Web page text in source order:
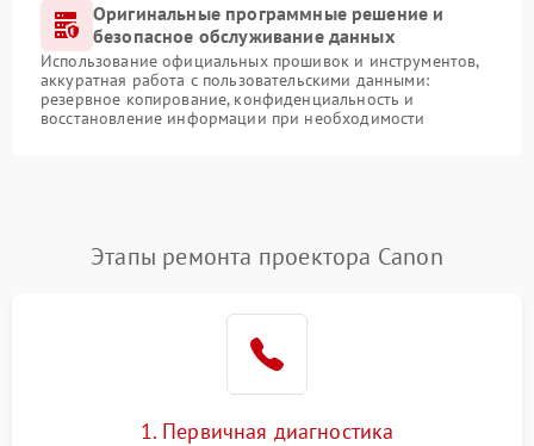
Оригинальные программные решение и
безопасное обслуживание данных
Использование официальных прошивок и инструментов,
аккуратная работа с пользовательскими данными:
резервное копирование, конфиденциальность и
восстановление информации при необходимости
Этапы ремонта проектора Canon
1. Первичная диагностика